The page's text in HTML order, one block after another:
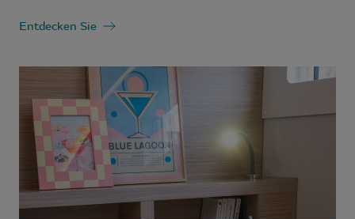
Entdecken Sie